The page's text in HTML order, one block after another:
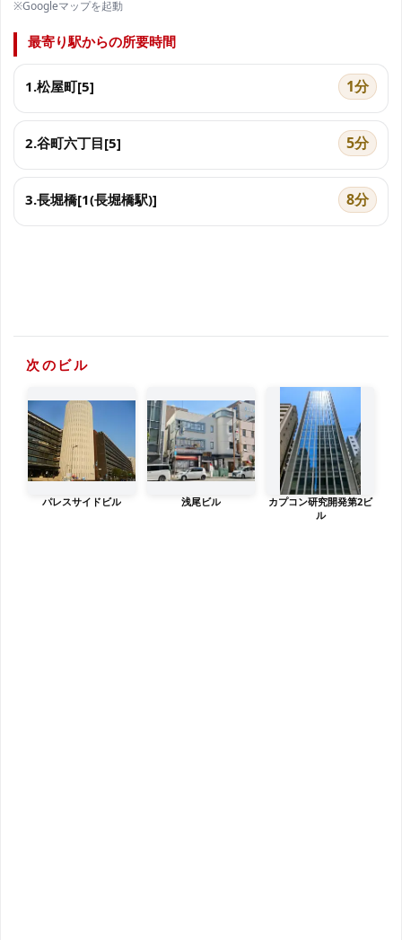
※Googleマップを起動
最寄り駅からの所要時間
1.松屋町[5] 1分
2.谷町六丁目[5] 5分
3.長堀橋[1(長堀橋駅)] 8分
次のビル
パレスサイドビル 浅尾ビル
カプコン研究開発第2ビ
ル